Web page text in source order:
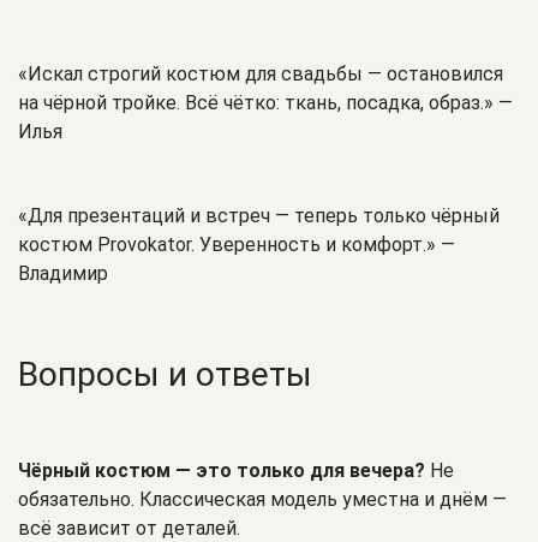
«Искал строгий костюм для свадьбы — остановился
на чёрной тройке. Всё чётко: ткань, посадка, образ.» —
Илья
«Для презентаций и встреч — теперь только чёрный
костюм Provokator. Уверенность и комфорт.» —
Владимир
Вопросы и ответы
Чёрный костюм — это только для вечера? Не
обязательно. Классическая модель уместна и днём —
всё зависит от деталей.